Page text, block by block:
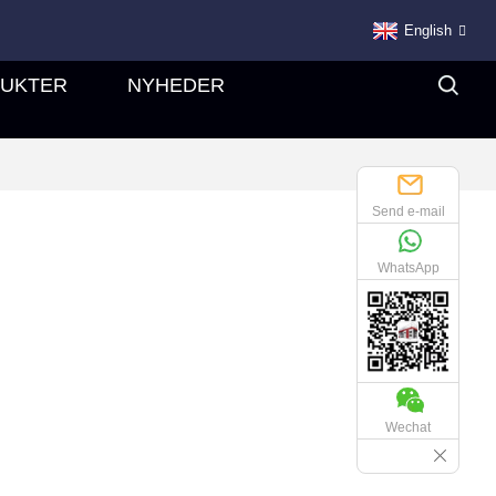
English
NYHEDER
Send e-mail
WhatsApp
Wechat